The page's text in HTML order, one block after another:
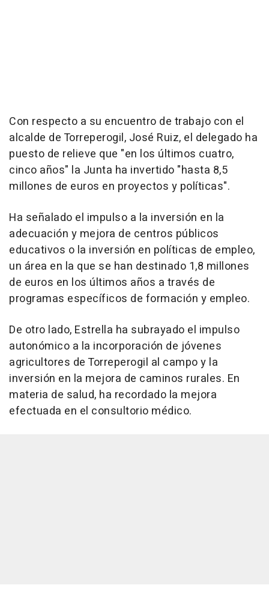
Con respecto a su encuentro de trabajo con el
alcalde de Torreperogil, José Ruiz, el delegado ha
puesto de relieve que "en los últimos cuatro,
cinco años" la Junta ha invertido "hasta 8,5
millones de euros en proyectos y políticas".
Ha señalado el impulso a la inversión en la
adecuación y mejora de centros públicos
educativos o la inversión en políticas de empleo,
un área en la que se han destinado 1,8 millones
de euros en los últimos años a través de
programas específicos de formación y empleo.
De otro lado, Estrella ha subrayado el impulso
autonómico a la incorporación de jóvenes
agricultores de Torreperogil al campo y la
inversión en la mejora de caminos rurales. En
materia de salud, ha recordado la mejora
efectuada en el consultorio médico.